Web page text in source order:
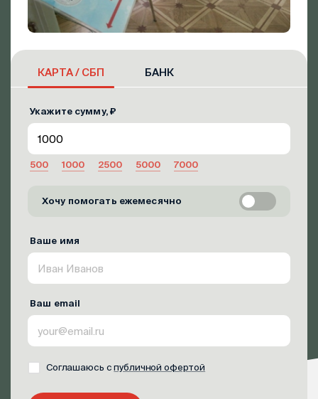
КАРТА / СБП БАНК
Укажите сумму, ₽
500 1000 2500 5000 7000
Хочу помогать ежемесячно
Ваше имя
Ваш email
Соглашаюсь спубличной офертой